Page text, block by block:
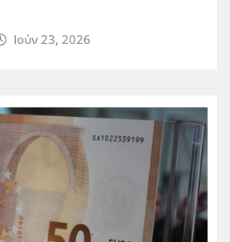
Ιούν 23, 2026